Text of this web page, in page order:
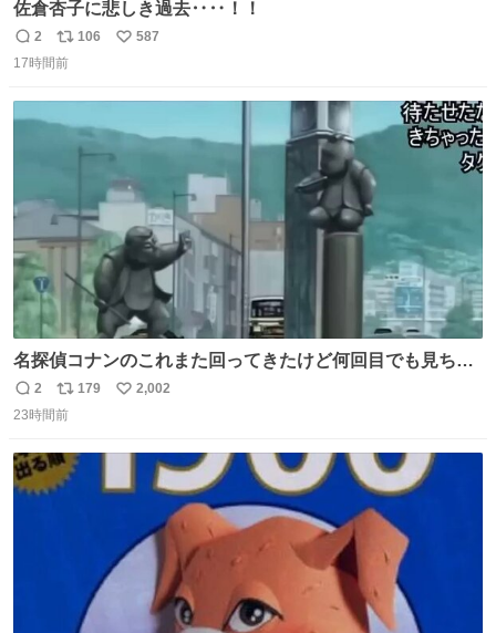
佐倉杏子に悲しき過去‥‥！！
返
信
2
リ
ポ
106
い
587
17時間前
名探偵コナンのこれまた回ってきたけど何回目でも見ちゃ
う魔力あるのよな
返
信
2
リ
ポ
ト
数
179
い
2,002
23時間前